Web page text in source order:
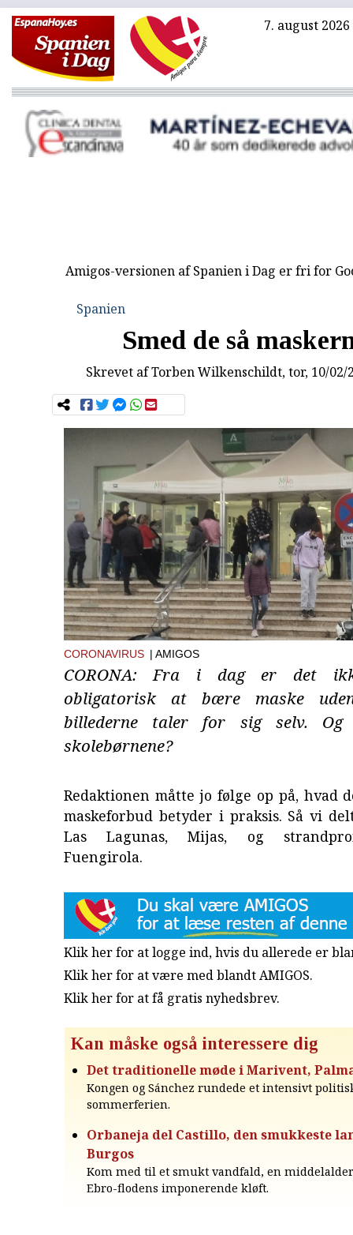
7. august 2026
Amigos-versionen af Spanien i Dag er fri for
Spanien
Smed de så
Skrevet afTorben Wilkenschildt, tor, 10/02/
CORONAVIRUS | AMIGOS
CORONA: Fra i dag er det
obligatorisk at bære maske
billederne taler for sig selv. Og
skolebørnene?
Redaktionen måtte jo følge op på, hvad
maskeforbud betyder i praksis. Så vi
Las Lagunas, Mijas, og
Fuengirola.
Klik her for at logge ind, hvis du allerede er
Klik her for at være med blandt AMIGOS.
Klik her for at få gratis nyhedsbrev.
Kan måske også interessere dig
Det traditionelle møde i Marivent,
Kongen og Sánchez rundede et intensivt
sommerferien.
Orbaneja del Castillo, den smukkeste
Burgos
Kom med til et smukt vandfald, en
Ebro-flodens imponerende kløft.